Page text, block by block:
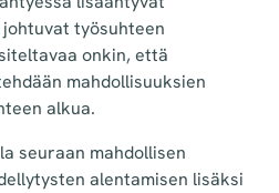
työsuhteen
onkin, että
mahdollisuuksien
alkua.
seuraan mahdollisen
alentamisen lisäksi